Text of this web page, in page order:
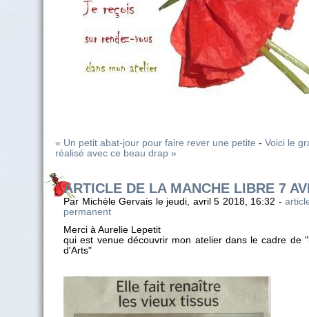
« Un petit abat-jour pour faire rever une petite - Voici le
réalisé avec ce beau drap »
ARTICLE DE LA MANCHE LIBRE 7
Par Michèle Gervais le jeudi, avril 5 2018, 16:32 -
permanent
Merci à Aurelie Lepetit
qui est venue découvrir mon atelier dans le cadre de
d'Arts"